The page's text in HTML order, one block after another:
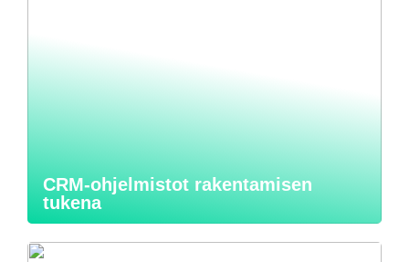
CRM-ohjelmistot rakentamisen
tukena